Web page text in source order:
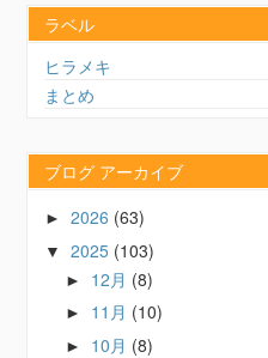
ラベル
ヒラメキ
まとめ
ブログ アーカイブ
►2026 (63)
▼2025 (103)
► 12月 (8)
► 11月 (10)
► 10月 (8)